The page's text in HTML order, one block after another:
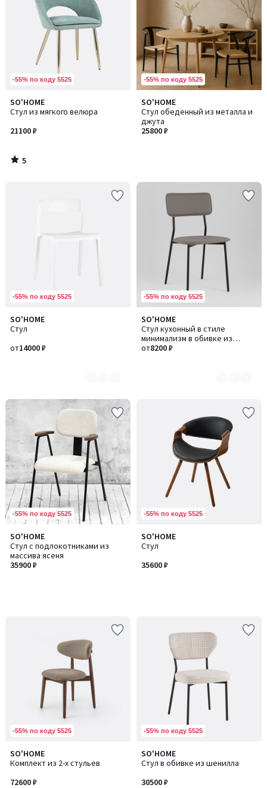
-55% по коду 5525
SO'HOME
Стул из мягкого велюра
21100 ₽
5
/
5
/
-55% по коду 5525
SO'HOME
Стул обеденный из металла и
джута
25800 ₽
-55% по коду 5525
SO'HOME
Стул
от14000 ₽
Количество
цветов:
-55% по коду 5525
SO'HOME
Стул кухонный в стиле
минимализм в обивке из
экокожи
от8200 ₽
Количество
цветов:
3
-55% по коду 5525
SO'HOME
Стул с подлокотниками из
массива ясеня
35900 ₽
-55% по коду 5525
SO'HOME
Стул
35600 ₽
-55% по коду 5525
SO'HOME
Комплект из 2-х стульев
72600 ₽
-55% по коду 5525
SO'HOME
Стул в обивке из шенилла
30500 ₽